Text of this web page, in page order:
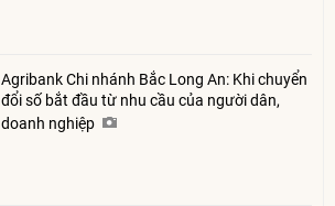
Agribank Chi nhánh Bắc Long An: Khi chuyển
đổi số bắt đầu từ nhu cầu của người dân,
doanh nghiệp